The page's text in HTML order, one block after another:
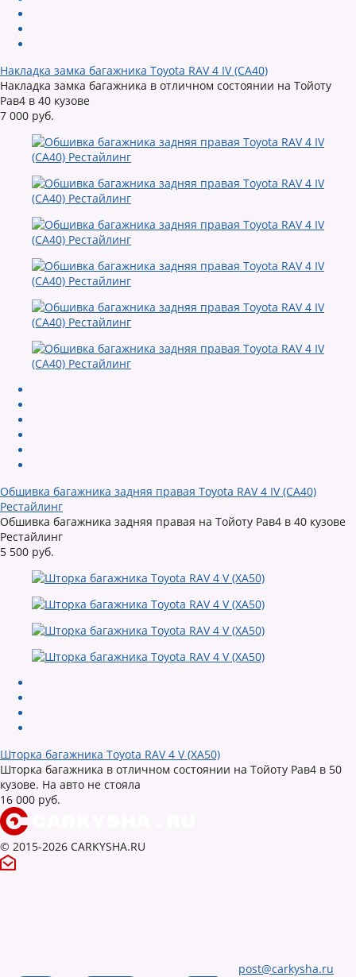
Накладка замка багажника Toyota RAV 4 IV (CA40)
Накладка замка багажника в отличном состоянии на Тойоту
Рав4 в 40 кузове
7 000 руб.
Обшивка багажника задняя правая Toyota RAV 4 IV (CA40)
Рестайлинг
Обшивка багажника задняя правая на Тойоту Рав4 в 40 кузове
Рестайлинг
5 500 руб.
Шторка багажника Toyota RAV 4 V (XA50)
Шторка багажника в отличном состоянии на Тойоту Рав4 в 50
кузове. На авто не стояла
16 000 руб.
© 2015-2026 CARKYSHA.RU
post@carkysha.ru